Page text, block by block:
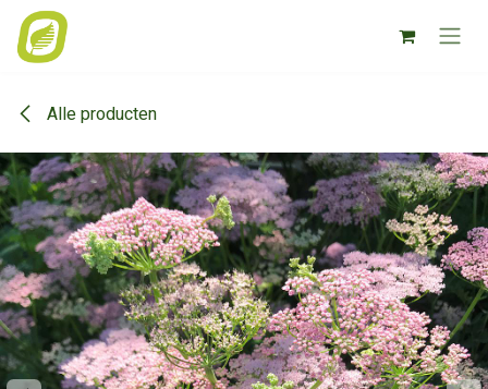
Overslaan naar inhoud
Alle producten